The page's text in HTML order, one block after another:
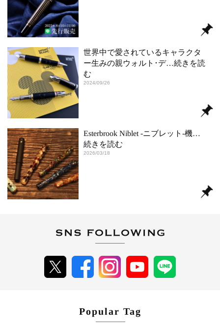
世界中で愛されているキャラクタ
ー生みの親ウォルト･デ…続きを読
む
2024/09/26
Esterbrook Niblet ‐ニブレット‐機…
続きを読む
2026/03/18
Popular Tag